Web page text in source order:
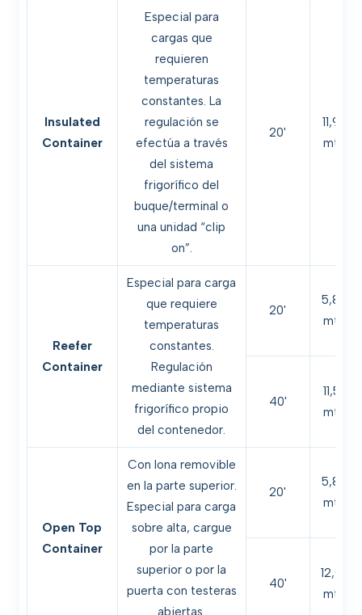
Insulated
Container
Especial para
cargas que
requieren
temperaturas
constantes. La
regulación se
efectúa a través
del sistema
frigorífico del
buque/terminal o
una unidad “clip
on”.
20'
11,94
mts.
Reefer
Container
Especial para carga
que requiere
temperaturas
constantes.
Regulación
mediante sistema
frigorífico propio
del contenedor.
20'
5,84
mts.
40'
11,56
mts.
Open Top
Container
Con lona removible
en la parte superior.
Especial para carga
sobre alta, cargue
por la parte
superior o por la
puerta con testeras
abiertas.
20'
5,88
mts.
40'
12,00
mts.